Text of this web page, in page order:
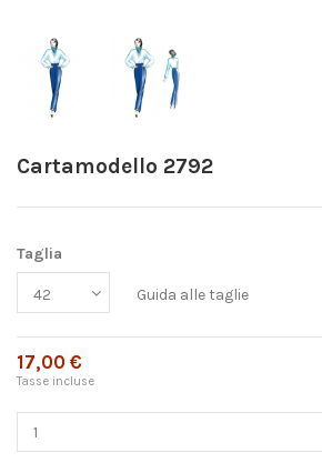
Cartamodello 2792
Taglia
Guida alle taglie
17,00 €
Tasse incluse